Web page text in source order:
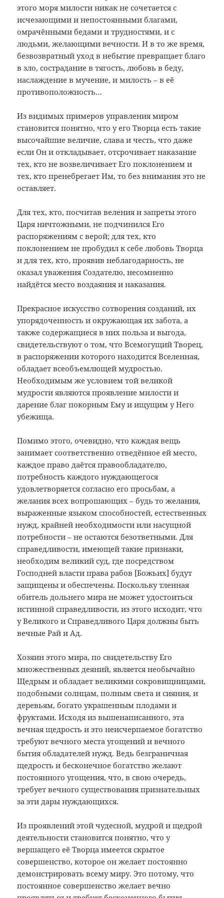
этого моря милости никак не сочетается с
исчезающими и непостоянными благами,
омрачёнными бедами и трудностями, и с
людьми, желающими вечности. И в то же время,
безвозвратный уход в небытие превращает благо
в зло, сострадание в тягость, любовь в беду,
наслаждение в мучение, и милость – в её
противоположность…
Из видимых примеров управления миром
становится понятно, что у его Творца есть такие
высочайшие величие, слава и честь, что даже
если Он и откладывает, отсрочивает наказание
тех, кто не возвеличивает Его поклонением и
тех, кто пренебрегает Им, то без внимания это не
оставляет.
Для тех, кто, посчитав веления и запреты этого
Царя ничтожными, не подчинился Его
распоряжениям с верой; для тех, кто
поклонением не пробудил к себе любовь Творца
и для тех, кто, проявив неблагодарность, не
оказал уважения Создателю, несомненно
найдётся место воздаяния и наказания.
Прекрасное искусство сотворения созданий, их
упорядоченность и окружающая их забота, а
также содержащиеся в них польза и выгода,
свидетельствуют о том, что Всемогущий Творец,
в распоряжении которого находится Вселенная,
обладает всеобъемлющей мудростью.
Необходимым же условием той великой
мудрости являются проявление милости и
дарение благ покорным Ему и ищущим у Него
убежища.
Помимо этого, очевидно, что каждая вещь
занимает соответственно отведённое ей место,
каждое право даётся правообладателю,
потребность каждого нуждающегося
удовлетворяется согласно его просьбам, а
желания всех вопрошающих – будь то желания,
выраженные языком способностей, естественных
нужд, крайней необходимости или насущной
потребности – не остаются безответными. Для
справедливости, имеющей такие признаки,
необходим великий суд, где посредством
Господней власти права рабов [Божьих] будут
защищены и обеспечены. Поскольку тленная
обитель дольнего мира не может удостоиться
истинной справедливости, из этого исходит, что
у Великого и Справедливого Царя должны быть
вечные Рай и Ад.
Хозяин этого мира, по свидетельству Его
множественных деяний, является необычайно
Щедрым и обладает великими сокровищницами,
подобными солнцам, полным света и сияния, и
деревьям, богато украшенным плодами и
фруктами. Исходя из вышенаписанного, эта
вечная щедрость и это неисчерпаемое богатство
требуют вечного места угощений и вечного
бытия обладателей нужд. Ведь безграничная
щедрость и бесконечное богатство желают
постоянного угощения, что, в свою очередь,
требует вечного существования признательных
за эти дары нуждающихся.
Из проявлений этой чудесной, мудрой и щедрой
деятельности становится понятно, что у
вершащего её Творца имеется скрытое
совершенство, которое он желает постоянно
демонстрировать всему миру. Это потому, что
постоянное совершенство желает вечно